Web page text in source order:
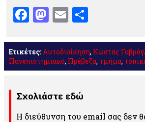
Facebook
Mastodon
Email
Ετικέτες:Αυτοδιοίκηση, Κώστας
Πανεπιστημιακό, Πρέβεζα, τμήμα,
Σχολιάστε εδώ
Η διεύθυνση του email σας δεν